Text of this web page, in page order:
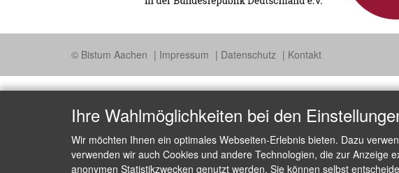
© Bistum Aachen Impressum Datenschutz Kontakt
Ihre Wahlmöglichkeiten bei den
Wir möchten Ihnen ein optimales Webseiten-Erlebnis bieten. Dazu
verwenden wir auch Cookies und andere Technologien, die zur Anzeige
anonymen Statistikzwecken genutzt werden. Sie können selbst